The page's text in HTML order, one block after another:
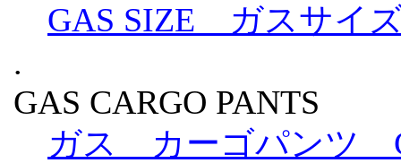
GAS SIZE ガスサイ
.
GAS CARGO PANTS
ガス カーゴパンツ